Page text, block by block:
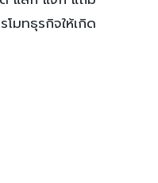
มทธุรกิจให้เกิด